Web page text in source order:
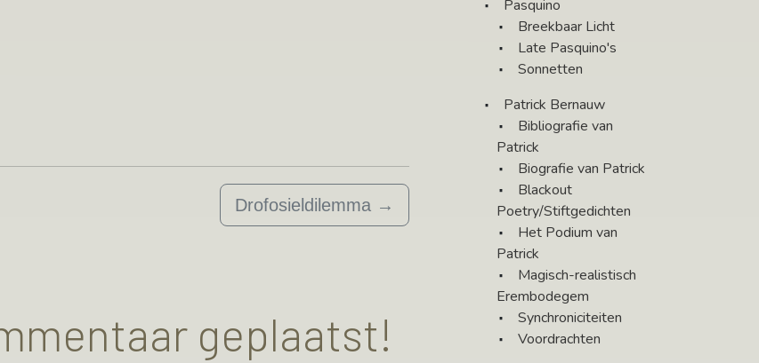
Drofosieldilemma →
geplaatst!
Pasquino
Breekbaar Licht
Late Pasquino's
Sonnetten
Patrick Bernauw
Bibliografie van
Patrick
Biografie van Patrick
Blackout
Poetry/Stiftgedichten
Het Podium van
Patrick
Magisch-realistisch
Erembodegem
Synchroniciteiten
Voordrachten